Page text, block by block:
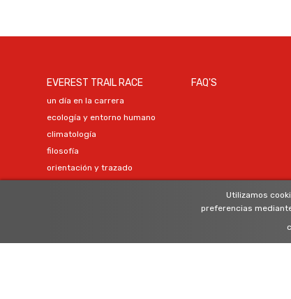
Utilizamos
preferencias
EVEREST TRAIL RACE
un día en la carrera
ecología y entorno humano
climatología
filosofía
orientación y trazado
FAQ'S